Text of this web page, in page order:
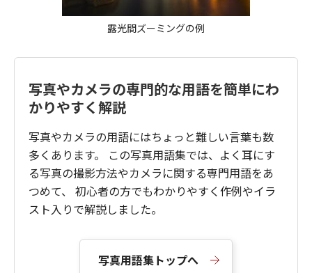
露光間ズーミングの例
写真やカメラの専門的な用語を簡単にわ
かりやすく解説
写真やカメラの用語にはちょっと難しい言葉も数
多くあります。 この写真用語集では、よく耳にす
る写真の撮影方法やカメラに関する専門用語をあ
つめて、 初心者の方でもわかりやすく作例やイラ
スト入りで解説しました。
写真用語集トップへ